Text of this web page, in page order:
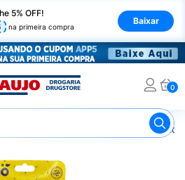
5% OFF!
na primeira compra
Baixar
0
Brinquedos para